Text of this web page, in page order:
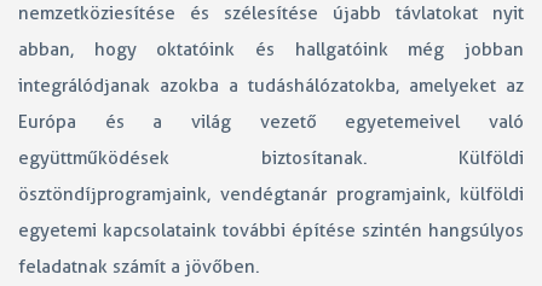
nemzetköziesítése és szélesítése újabb távlatokat nyit
abban, hogy oktatóink és hallgatóink még jobban
integrálódjanak azokba a tudáshálózatokba, amelyeket az
Európa és a világ vezető egyetemeivel való
együttműködések biztosítanak. Külföldi
ösztöndíjprogramjaink, vendégtanár programjaink, külföldi
egyetemi kapcsolataink további építése szintén hangsúlyos
feladatnak számít a jövőben.